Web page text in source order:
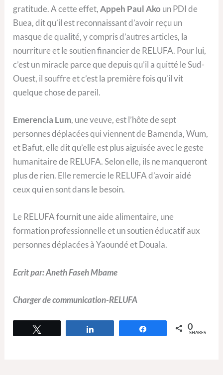
gratitude. A cette effet,Appeh Paul Ako un PDI de
Buea, dit qu’il est reconnaissant d’avoir reçu un
masque de qualité, y compris d’autres articles, la
nourriture et le soutien financier de RELUFA. Pour lui,
c’est un miracle parce que depuis qu’il a quitté le Sud-
Ouest, il souffre et c’est la première fois qu’il vit
quelque chose de pareil.
Emerencia Lum, une veuve, est l’hôte de sept
personnes déplacées qui viennent de Bamenda, Wum,
et Bafut, elle dit qu’elle est plus aiguisée avec le geste
humanitaire de RELUFA. Selon elle, ils ne manqueront
plus de rien. Elle remercie le RELUFA d’avoir aidé
ceux qui en sont dans le besoin.
Le RELUFA fournit une aide alimentaire, une
formation professionnelle et un soutien éducatif aux
personnes déplacées à Yaoundé et Douala.
Ecrit par: Aneth Faseh Mbame
Charger de communication-RELUFA
0
SHARES